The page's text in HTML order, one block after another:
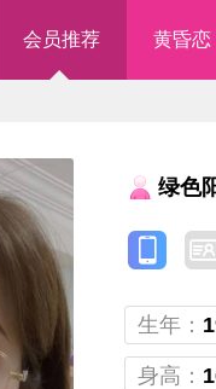
会员推荐 黄昏恋
绿色
生年：
身高：